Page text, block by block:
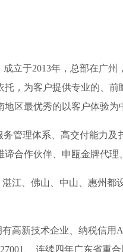
于2013年，总部在广州
，为客户提供专业的、
区最优秀的以客户体验为
理体系、高交付能力及
合作伙伴、申瓯金牌代理
、佛山、中山、惠州都
新技术企业、纳税信用A
、 连续四年广东省重